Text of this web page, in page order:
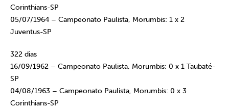
Corinthians-SP
05/07/1964 – Campeonato Paulista, Morumbis: 1 x 2
Juventus-SP
322 dias
16/09/1962 – Campeonato Paulista, Morumbis: 0 x 1 Taubaté-
SP
04/08/1963 – Campeonato Paulista, Morumbis: 0 x 3
Corinthians-SP